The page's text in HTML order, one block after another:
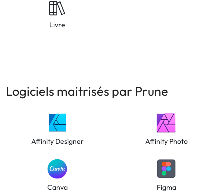
Livre
Logiciels maitrisés par Prune
Affinity Designer Affinity Photo
Canva Figma